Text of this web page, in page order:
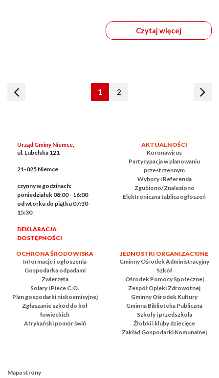
Czytaj więcej
1 2
Urząd Gminy Niemce,
ul. Lubelska 121
21-025 Niemce
czynny w godzinach:
poniedziałek 08:00 - 16:00
od wtorku do piątku 07:30 -
15:30
DEKLARACJA
DOSTĘPNOŚCI
AKTUALNOŚCI
Koronawirus
Partycypacja w planowaniu
przestrzennym
Wybory i Referenda
Zgubiono/Znaleziono
Elektroniczna tablica ogłoszeń
OCHRONA ŚRODOWISKA
Informacje i ogłoszenia
Gospodarka odpadami
Zwierzęta
Solary i Piece C.O.
Plan gospodarki niskoemisyjnej
Zgłaszanie szkód do kół
łowieckich
Afrykański pomór świń
JEDNOSTKI ORGANIZACYJNE
Gminny Ośrodek Administracyjny
Szkół
Ośrodek Pomocy Społecznej
Zespół Opieki Zdrowotnej
Gminny Ośrodek Kultury
Gminna Biblioteka Publiczna
Szkoły i przedszkola
Żłobki i kluby dziecięce
Zakład Gospodarki Komunalnej
Mapa strony